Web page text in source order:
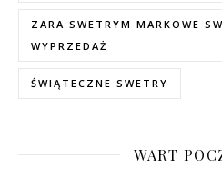
ZARA SWETRYM MARKOWE
WYPRZEDAŻ
ŚWIĄTECZNE SWETRY
WART